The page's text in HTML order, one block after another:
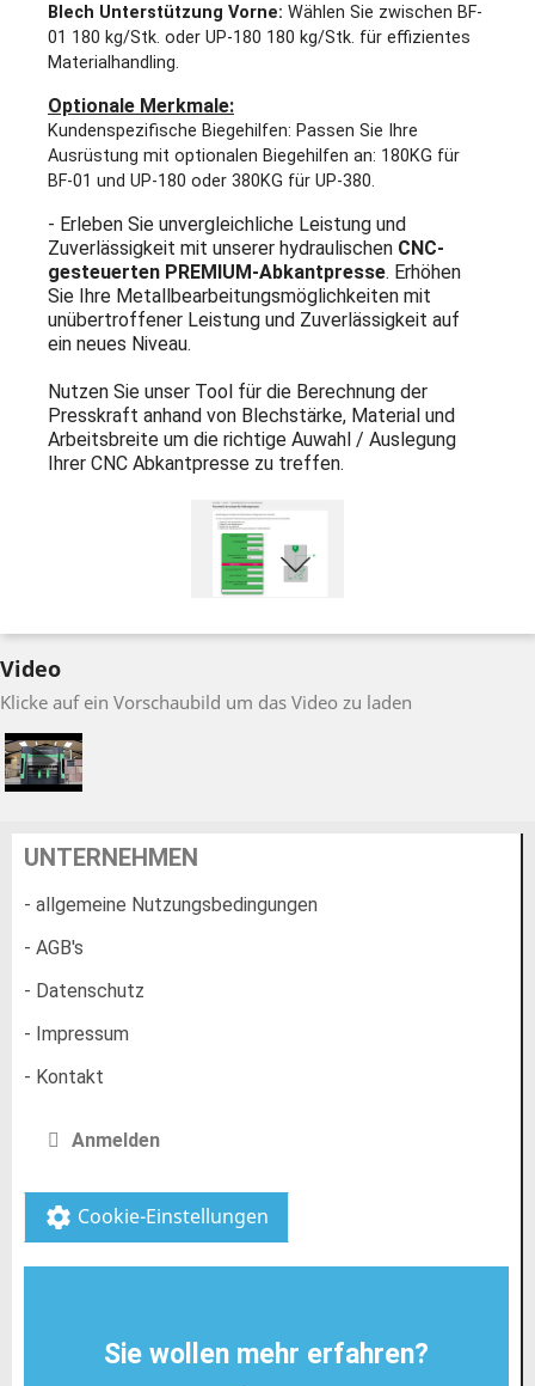
Blech Unterstützung Vorne: Wählen Sie zwischen BF-
01 180 kg/Stk. oder UP-180 180 kg/Stk. für effizientes
Materialhandling.
Optionale Merkmale:
Kundenspezifische Biegehilfen: Passen Sie Ihre
Ausrüstung mit optionalen Biegehilfen an: 180KG für
BF-01 und UP-180 oder 380KG für UP-380.
- Erleben Sie unvergleichliche Leistung und
Zuverlässigkeit mit unserer hydraulischen CNC-
gesteuerten PREMIUM-Abkantpresse. Erhöhen
Sie Ihre Metallbearbeitungsmöglichkeiten mit
unübertroffener Leistung und Zuverlässigkeit auf
ein neues Niveau.
Nutzen Sie unser Tool für die Berechnung der
Presskraft anhand von Blechstärke, Material und
Arbeitsbreite um die richtige Auwahl / Auslegung
Ihrer CNC Abkantpresse zu treffen.
Video
Klicke auf ein Vorschaubild um das Video zu laden
UNTERNEHMEN
- allgemeine Nutzungsbedingungen
- AGB's
- Datenschutz
- Impressum
- Kontakt
Anmelden
settings Cookie-Einstellungen
Sie wollen mehr erfahren?